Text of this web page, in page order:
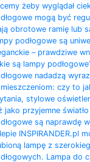
żeby wyglądał
mogą być
obrotowe ramię lub
podłogowe są
– prawdziwe
są lampy
nadadzą
czy to
stylowe
jako przyjemne
są naprawdę
INSPIRANDER.pl
lampę z
Lampa do